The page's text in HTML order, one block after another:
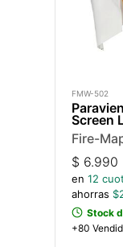
FMW-502
Screen
Fire-
$ 6.990
en 12
ahorras $
Stock
+80